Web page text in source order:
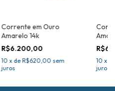
Corrente em Ouro
Amarelo 14k
R$6.200,00
10 x de R$620,00 sem
juros
10 x
juros